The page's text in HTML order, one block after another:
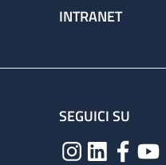
INTRANET
SEGUICI SU